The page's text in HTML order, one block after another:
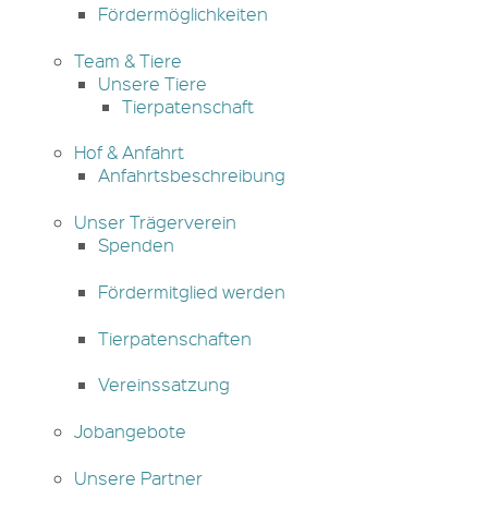
Fördermöglichkeiten
Team & Tiere
Unsere Tiere
Tierpatenschaft
Hof & Anfahrt
Anfahrtsbeschreibung
Unser Trägerverein
Spenden
Fördermitglied werden
Tierpatenschaften
Vereinssatzung
Jobangebote
Unsere Partner